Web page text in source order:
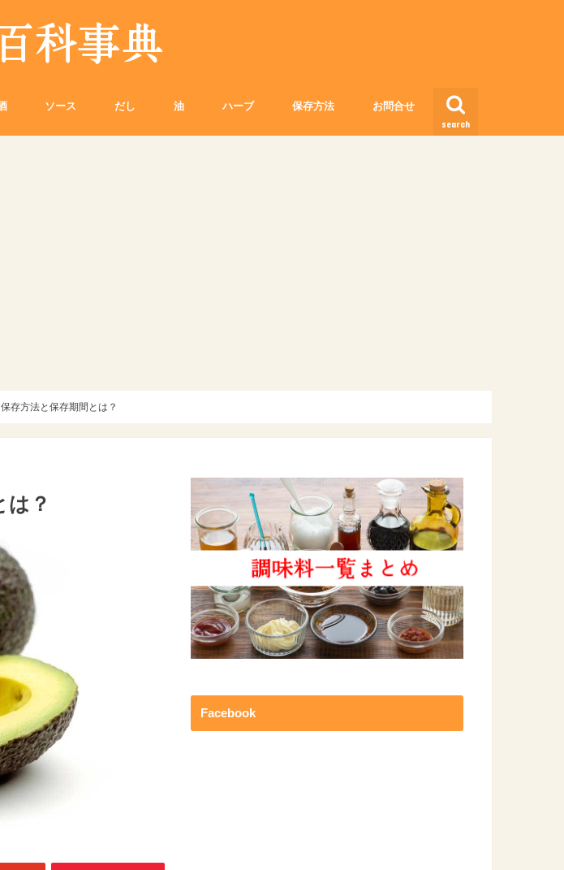
search
ソース だし 油 ハーブ
香辛料
保存方法
野菜の長持ち保存方法と保存期間
果物の長持ち保存方法と保存期間
お問合せ
存方法と保存期間とは？
は？
Facebook